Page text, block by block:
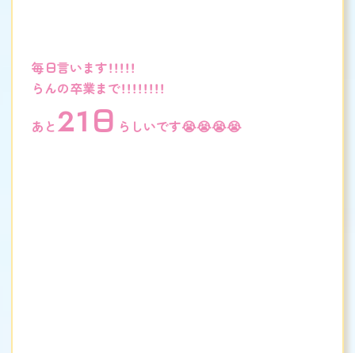
毎日言います！！！！！
らんの卒業まで！！！！！！！！
あと21日 らしいです😭😭😭😭